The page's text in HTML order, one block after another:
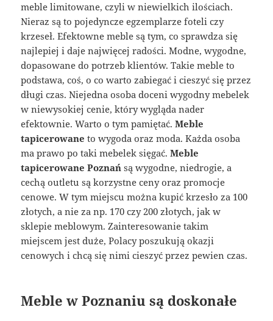
meble limitowane, czyli w niewielkich ilościach.
Nieraz są to pojedyncze egzemplarze foteli czy
krzeseł. Efektowne meble są tym, co sprawdza się
najlepiej i daje najwięcej radości. Modne, wygodne,
dopasowane do potrzeb klientów. Takie meble to
podstawa, coś, o co warto zabiegać i cieszyć się przez
długi czas. Niejedna osoba doceni wygodny mebelek
w niewysokiej cenie, który wygląda nader
efektownie. Warto o tym pamiętać.Meble
tapicerowaneto wygoda oraz moda. Każda osoba
ma prawo po taki mebelek sięgać.Meble
tapicerowane Poznańsą wygodne, niedrogie, a
cechą outletu są korzystne ceny oraz promocje
cenowe. W tym miejscu można kupić krzesło za 100
złotych, a nie za np. 170 czy 200 złotych, jak w
sklepie meblowym. Zainteresowanie takim
miejscem jest duże, Polacy poszukują okazji
cenowych i chcą się nimi cieszyć przez pewien czas.
Meble w Poznaniu są doskonałe